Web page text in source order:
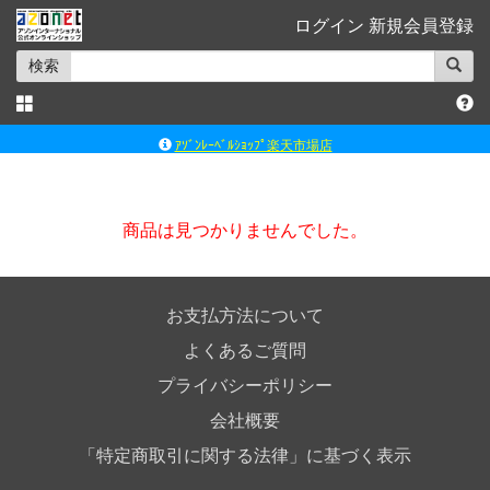
ログイン 新規会員登録
検索
ｱｿﾞﾝﾚｰﾍﾞﾙｼｮｯﾌﾟ楽天市場店
よくあるご質問（Q&A）
商品は見つかりませんでした。
お支払方法について
よくあるご質問
プライバシーポリシー
会社概要
「特定商取引に関する法律」に基づく表示